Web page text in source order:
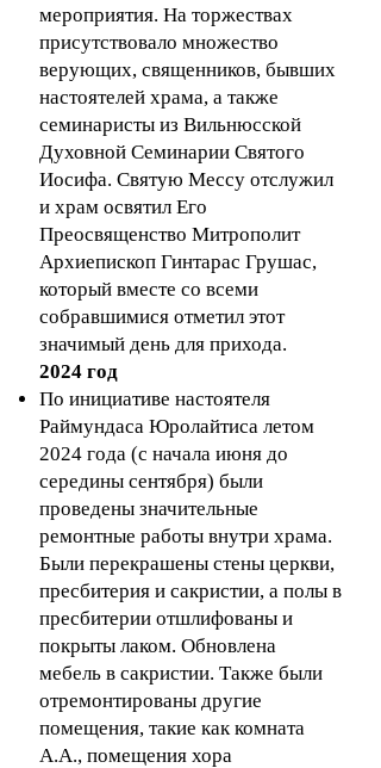
мероприятия. На торжествах
присутствовало множество
верующих, священников, бывших
настоятелей храма, а также
семинаристы из Вильнюсской
Духовной Семинарии Святого
Иосифа. Святую Мессу отслужил
и храм освятил Его
Преосвященство Митрополит
Архиепископ Гинтарас Грушас,
который вместе со всеми
собравшимися отметил этот
значимый день для прихода.
2024 год
По инициативе настоятеля
Раймундаса Юролайтиса летом
2024 года (с начала июня до
середины сентября) были
проведены значительные
ремонтные работы внутри храма.
Были перекрашены стены церкви,
пресбитерия и сакристии, а полы в
пресбитерии отшлифованы и
покрыты лаком. Обновлена
мебель в сакристии. Также были
отремонтированы другие
помещения, такие как комната
А.А., помещения хора